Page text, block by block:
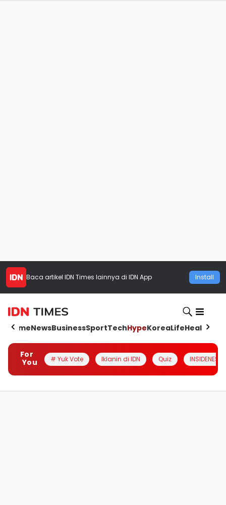
Baca artikel IDN Times lainnya di IDN App Install
HomeNewsBusinessSportTechHypeKoreaLifeHealth
For
You
# Yuk Vote Iklanin di IDN Quiz INSIDENESIA